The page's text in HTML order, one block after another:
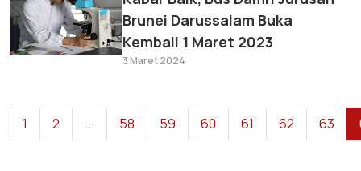
Brunei Darussalam Buka
Kembali 1 Maret 2023
3 Maret 2024
1 2 ... 58 59 60 61 62 63